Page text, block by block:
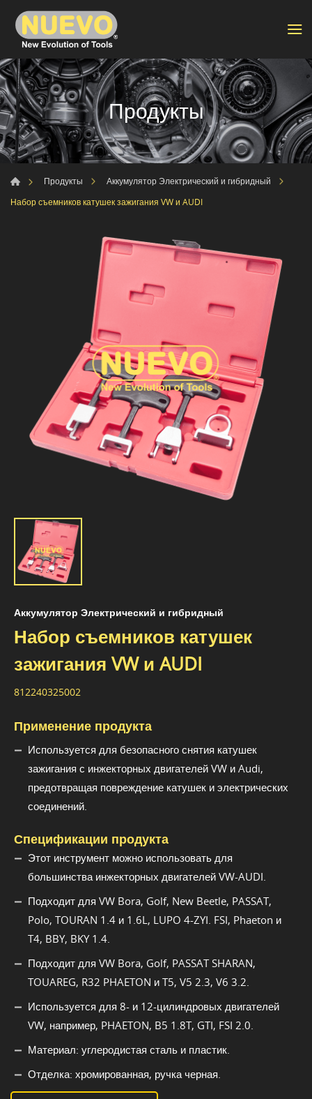
Продукты
Продукты
Аккумулятор Электрический и гибридный
Набор съемников катушек зажигания VW и AUDI
Аккумулятор Электрический и гибридный
Набор съемников катушек
зажигания VW и AUDI
812240325002
Применение продукта
Используется для безопасного снятия катушек
зажигания с инжекторных двигателей VW и Audi,
предотвращая повреждение катушек и электрических
соединений.
Спецификации продукта
Этот инструмент можно использовать для
большинства инжекторных двигателей VW-AUDI.
Подходит для VW Bora, Golf, New Beetle, PASSAT,
Polo, TOURAN 1.4 и 1.6L, LUPO 4-ZYI. FSI, Phaeton и
T4, BBY, BKY 1.4.
Подходит для VW Bora, Golf, PASSAT SHARAN,
TOUAREG, R32 PHAETON и T5, V5 2.3, V6 3.2.
Используется для 8- и 12-цилиндровых двигателей
VW, например, PHAETON, B5 1.8T, GTI, FSI 2.0.
Материал: углеродистая сталь и пластик.
Отделка: хромированная, ручка черная.